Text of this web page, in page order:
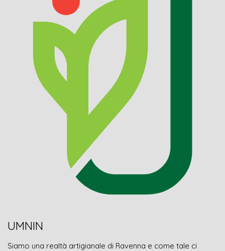
UMNIN
Siamo una realtà artigianale di Ravenna e come tale ci